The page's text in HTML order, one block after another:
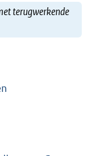
terugwerkende